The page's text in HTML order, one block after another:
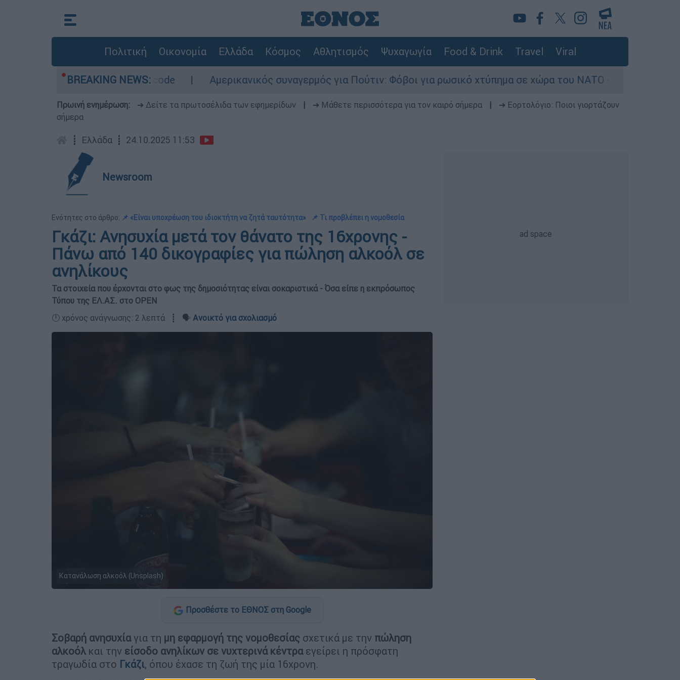
Πολιτική Οικονομία Ελλάδα Κόσμος Αθλητισμός Ψυχαγωγία Food & Drink Travel Viral
BREAKING NEWS:
περιοχές σε red code Αμερικανικός συναγερμός για Πούτιν: Φόβοι για ρωσικό χτύπημα σε χώρα του ΝΑΤΟ - Τα βασικά σενάρια έως το
Πρωινή ενημέρωση: ➔ Δείτε τα πρωτοσέλιδα των εφημερίδων ➔ Μάθετε περισσότερα για τον καιρό σήμερα
➔ Εορτολόγιο: Ποιοι γιορτάζουν
σήμερα
┋ Ελλάδα ┋ 24.10.2025 11:53
Newsroom
Ενότητες στο άρθρο: 📌 «Είναι υποχρέωση του ιδιοκτήτη να ζητά ταυτότητα» 📌 Τι προβλέπει η νομοθεσία
Γκάζι: Ανησυχία μετά τον θάνατο της 16χρονης -
Πάνω από 140 δικογραφίες για πώληση αλκοόλ σε
ανηλίκους
Τα στοιχεία που έρχονται στο φως της δημοσιότητας είναι σοκαριστικά - Όσα είπε η εκπρόσωπος
Τύπου της ΕΛ.ΑΣ. στο OPEN
🕛 χρόνος ανάγνωσης: 2 λεπτά ┋ 🗣️ Ανοικτό για σχολιασμό
Κατανάλωση αλκοόλ (Unsplash)
Προσθέστε το ΕΘΝΟΣ στη Google
Σοβαρή ανησυχίαγια τη μη εφαρμογή της νομοθεσίας σχετικά με την πώληση
αλκοόλ και την είσοδο ανηλίκων σε νυχτερινά κέντραεγείρει η πρόσφατη
τραγωδία στο Γκάζι, όπου έχασε τη ζωή της μία 16χρονη.